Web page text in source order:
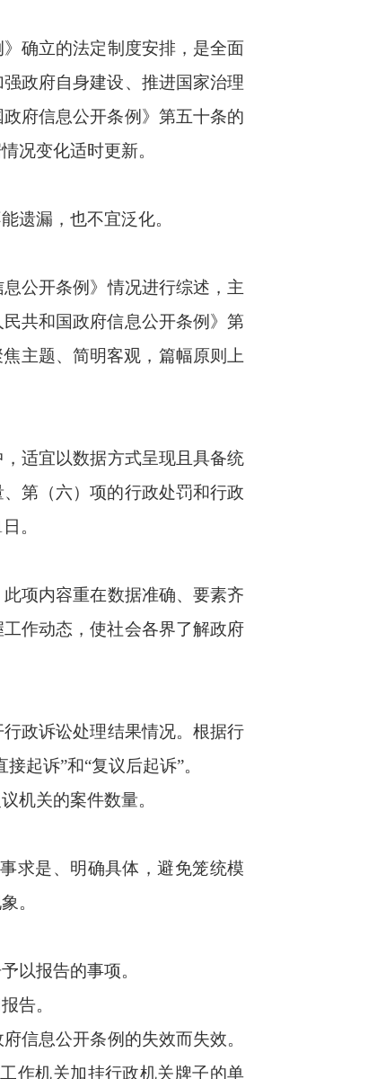
述，主
条例》第
幅原则上
、要素齐
解政府
根据行
”。
失效。
政府信
府机关
民政府部
工作主
政府信息